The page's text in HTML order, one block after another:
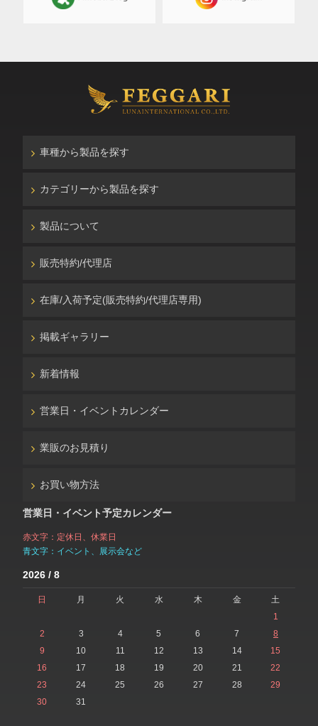
車種から製品を探す
カテゴリーから製品を探す
製品について
販売特約/代理店
在庫/入荷予定(販売特約/代理店専用)
掲載ギャラリー
新着情報
営業日・イベントカレンダー
業販のお見積り
お買い物方法
営業日・イベント予定カレンダー
赤文字：定休日、休業日
青文字：イベント、展示会など
2026 / 8
日 月 火 水 木 金
土
1
2
3 4 5 6 7
8
9
10 11 12 13 14
15
16
17 18 19 20 21
22
23
24 25 26 27 28
29
30
31